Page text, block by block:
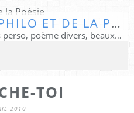
LE MONDE DE LA PHILO ET DE LA POÉSIE
Extraits de livres lus, poèmes perso, poème divers, beaux textes...
TOI
2010